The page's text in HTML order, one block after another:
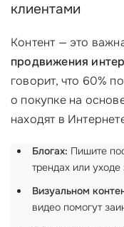
клиентами
Контент — это
продвижения
говорит, что 60%
о покупке на
находят в
Блогах: Пишите
трендах или
Визуальном
видео помогут